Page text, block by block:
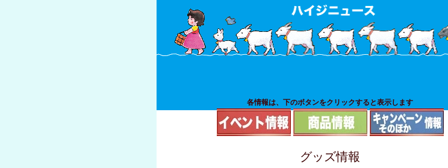
各情報は、下のボタンをクリックすると表示します
グッズ情報